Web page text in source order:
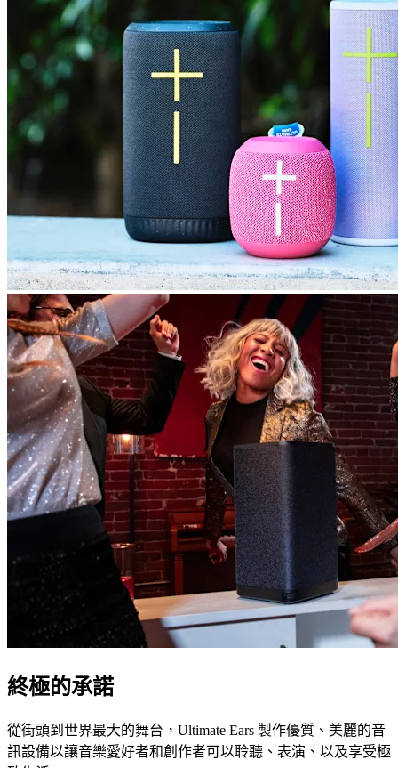
終極的承諾
從街頭到世界最大的舞台，Ultimate Ears 製作優質、美麗的音
訊設備以讓音樂愛好者和創作者可以聆聽、表演、以及享受極